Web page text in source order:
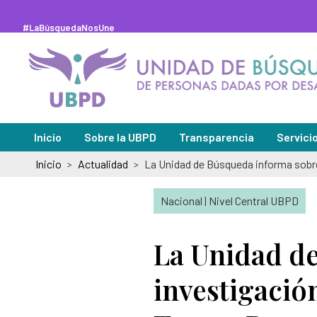
contenido#LaBúsquedaNosUne
Inicio Sobre la UBPD
Misión y visión
Directora general
Glosario de la búsqueda
Abecé de la Unidad de Búsqueda
Transparencia
Sedes
Inicio > Actualidad >
Nacional | Nivel Central UBPD
La Unidad